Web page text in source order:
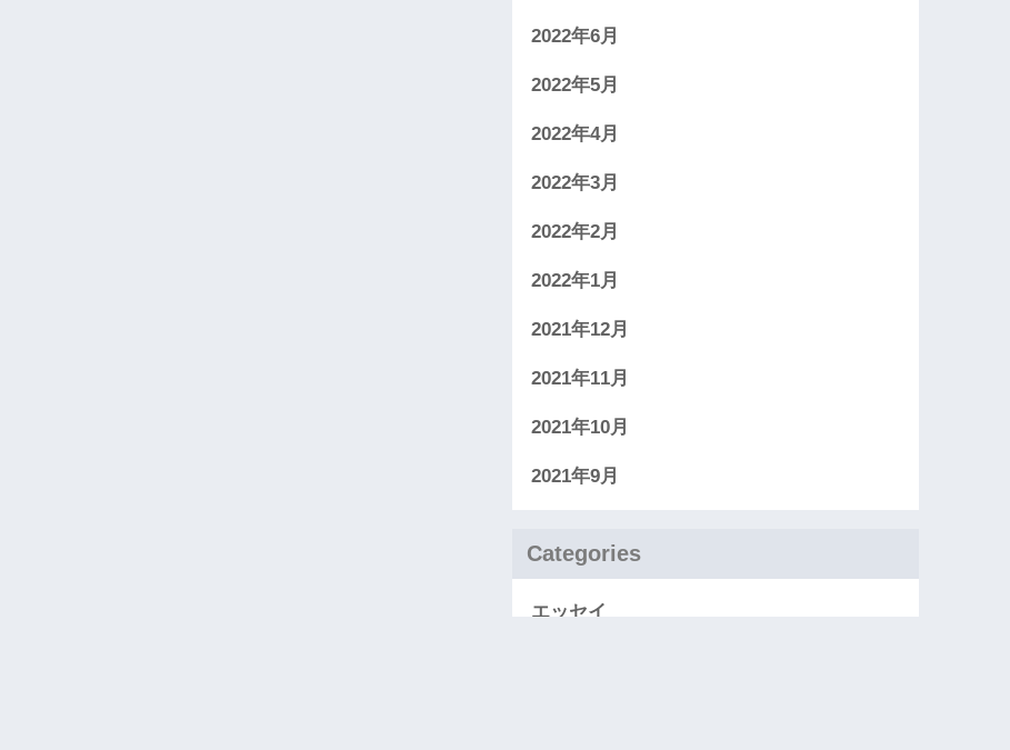
2022年6月
2022年5月
2022年4月
2022年3月
2022年2月
2022年1月
2021年12月
2021年11月
2021年10月
2021年9月
Categories
エッセイ